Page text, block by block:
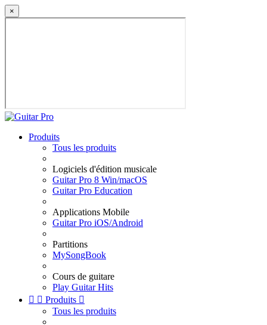
×
Produits
Tous les produits
Logiciels d'édition musicale
Guitar Pro 8 Win/macOS
Guitar Pro Education
Applications Mobile
Guitar Pro iOS/Android
Partitions
MySongBook
Cours de guitare
Play Guitar Hits
  Produits 
Tous les produits